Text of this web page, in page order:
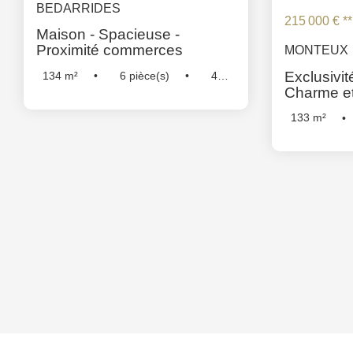
BEDARRIDES
Maison - Spacieuse -
Proximité commerces
134 m² 6 pièce(s)
4
215 000 € **
MONTEUX
Charme
133 m²